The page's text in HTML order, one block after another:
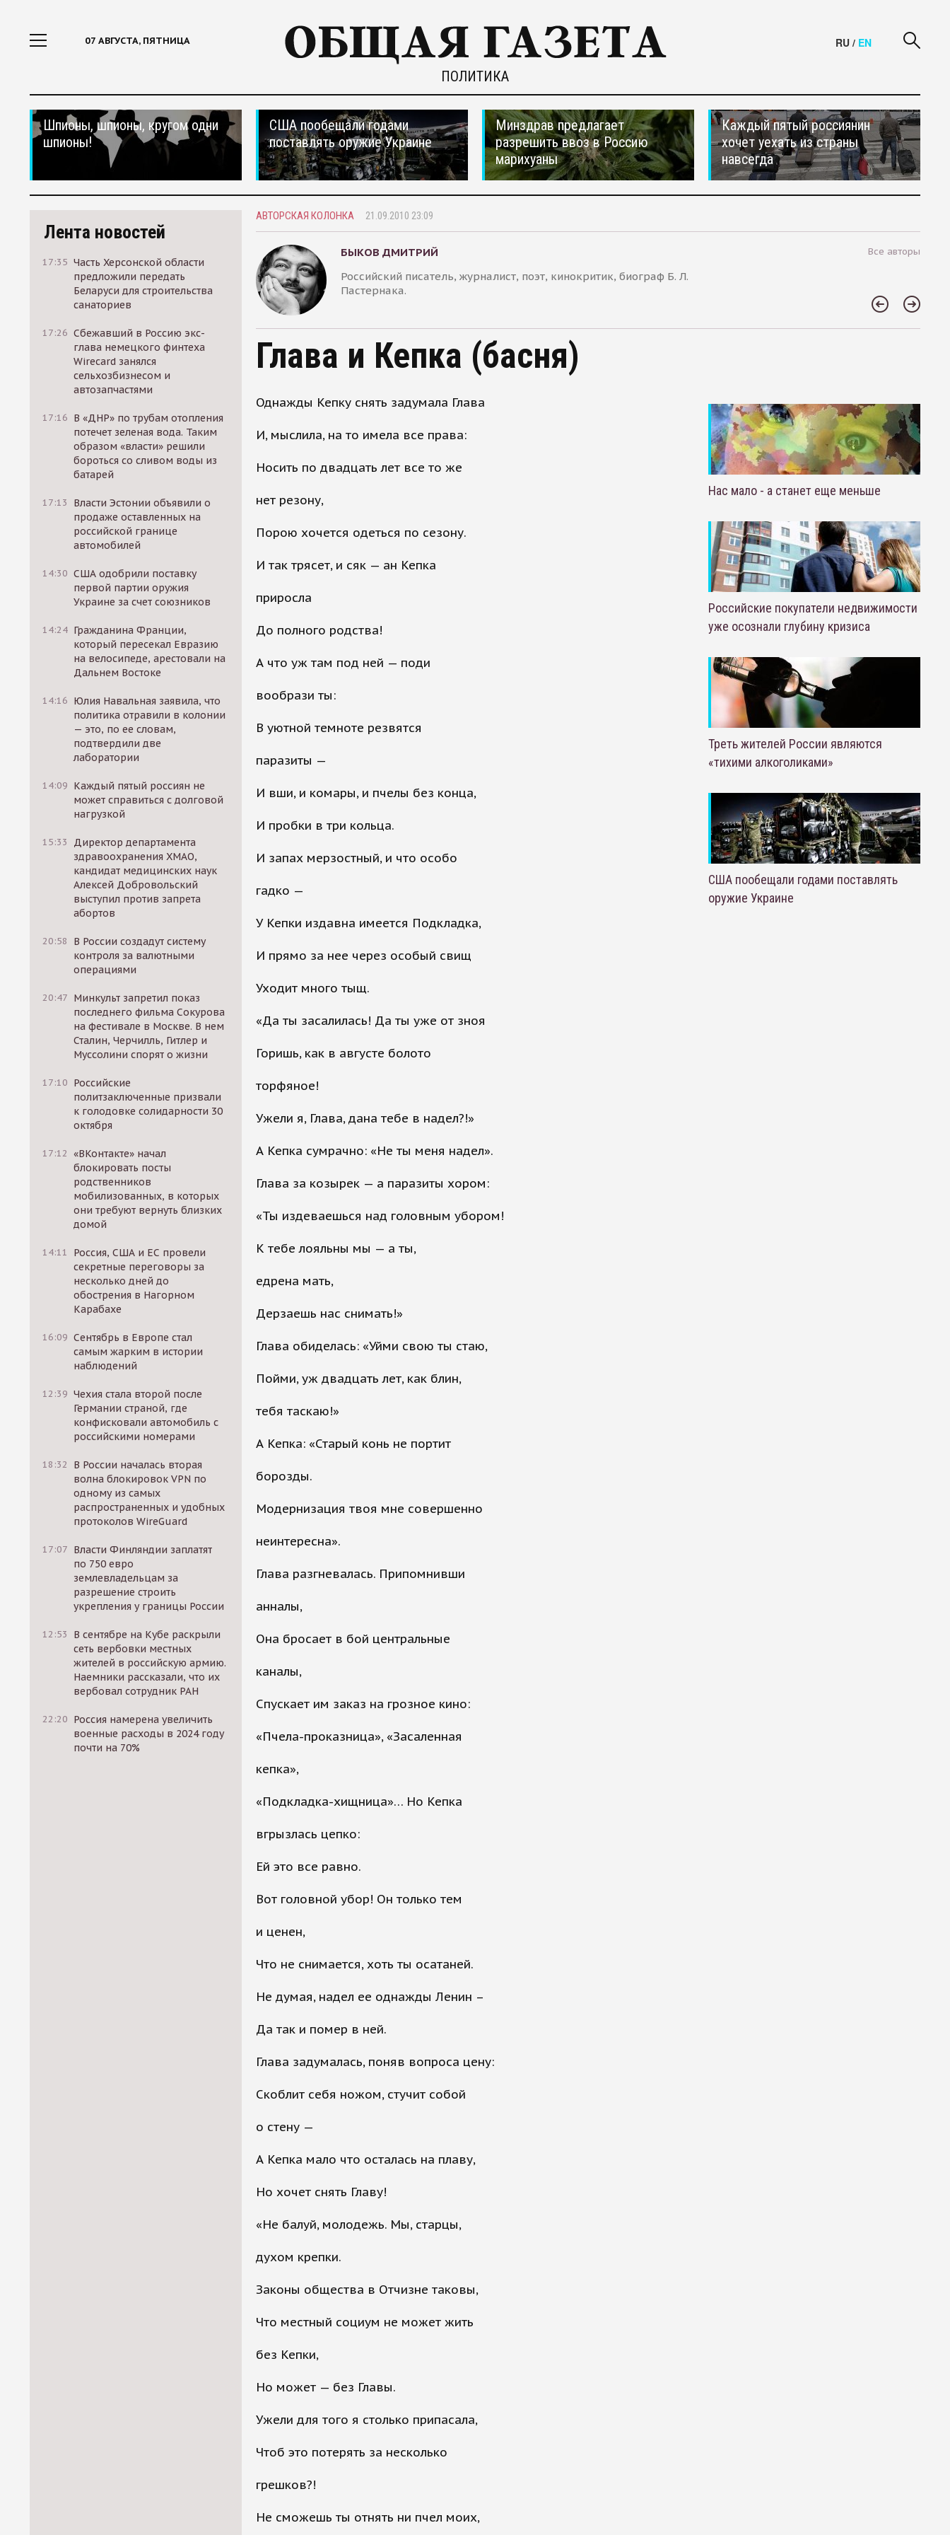
07 АВГУСТА, ПЯТНИЦА
ПОЛИТИКА
RU / EN
Шпионы, шпионы, кругом одни
шпионы!
США пообещали годами
поставлять оружие Украине
Минздрав предлагает
разрешить ввоз в Россию
марихуаны
Каждый пятый россиянин
хочет уехать из страны
навсегда
Лента новостей
17:35 Часть Херсонской области
предложили передать
Беларуси для строительства
санаториев
17:26 Сбежавший в Россию экс-
глава немецкого финтеха
Wirecard занялся
сельхозбизнесом и
автозапчастями
17:16 В «ДНР» по трубам отопления
потечет зеленая вода. Таким
образом «власти» решили
бороться со сливом воды из
батарей
17:13
Власти Эстонии объявили о
продаже оставленных на
российской границе
автомобилей
14:30 США одобрили поставку
первой партии оружия
Украине за счет союзников
14:24 Гражданина Франции,
который пересекал Евразию
на велосипеде, арестовали на
Дальнем Востоке
14:16 Юлия Навальная заявила, что
политика отравили в колонии
— это, по ее словам,
подтвердили две
лаборатории
14:09 Каждый пятый россиян не
может справиться с долговой
нагрузкой
15:33
Директор департамента
здравоохранения ХМАО,
кандидат медицинских наук
Алексей Добровольский
выступил против запрета
абортов
20:58
В России создадут систему
контроля за валютными
операциями
20:47 Минкульт запретил показ
последнего фильма Сокурова
на фестивале в Москве. В нем
Сталин, Черчилль, Гитлер и
Муссолини спорят о жизни
17:10 Российские
политзаключенные призвали
к голодовке солидарности 30
октября
17:12 «ВКонтакте» начал
блокировать посты
родственников
мобилизованных, в которых
они требуют вернуть близких
домой
14:11
Россия, США и ЕС провели
секретные переговоры за
несколько дней до
обострения в Нагорном
Карабахе
16:09 Сентябрь в Европе стал
самым жарким в истории
наблюдений
12:39 Чехия стала второй после
Германии страной, где
конфисковали автомобиль с
российскими номерами
18:32
В России началась вторая
волна блокировок VPN по
одному из самых
распространенных и удобных
протоколов WireGuard
17:07 Власти Финляндии заплатят
по 750 евро
землевладельцам за
разрешение строить
укрепления у границы России
12:53
В сентябре на Кубе раскрыли
сеть вербовки местных
жителей в российскую армию.
Наемники рассказали, что их
вербовал сотрудник РАН
22:20 Россия намерена увеличить
военные расходы в 2024 году
почти на 70%
АВТОРСКАЯ КОЛОНКА 21.09.2010 23:09
БЫКОВ ДМИТРИЙ
Российский писатель, журналист, поэт, кинокритик, биограф Б. Л.
Пастернака.
Все авторы
Глава и Кепка (басня)
Однажды Кепку снять задумала Глава
И, мыслила, на то имела все права:
Носить по двадцать лет все то же
нет резону,
Порою хочется одеться по сезону.
И так трясет, и сяк — ан Кепка
приросла
До полного родства!
А что уж там под ней — поди
вообрази ты:
В уютной темноте резвятся
паразиты —
И вши, и комары, и пчелы без конца,
И пробки в три кольца.
И запах мерзостный, и что особо
гадко —
У Кепки издавна имеется Подкладка,
И прямо за нее через особый свищ
Уходит много тыщ.
«Да ты засалилась! Да ты уже от зноя
Горишь, как в августе болото
торфяное!
Ужели я, Глава, дана тебе в надел?!»
А Кепка сумрачно: «Не ты меня надел».
Глава за козырек — а паразиты хором:
«Ты издеваешься над головным убором!
К тебе лояльны мы — а ты,
едрена мать,
Дерзаешь нас снимать!»
Глава обиделась: «Уйми свою ты стаю,
Пойми, уж двадцать лет, как блин,
тебя таскаю!»
А Кепка: «Старый конь не портит
борозды.
Модернизация твоя мне совершенно
неинтересна».
Глава разгневалась. Припомнивши
анналы,
Она бросает в бой центральные
каналы,
Спускает им заказ на грозное кино:
«Пчела-проказница», «Засаленная
кепка»,
«Подкладка-хищница»… Но Кепка
вгрызлась цепко:
Ей это все равно.
Вот головной убор! Он только тем
и ценен,
Что не снимается, хоть ты осатаней.
Не думая, надел ее однажды Ленин –
Да так и помер в ней.
Глава задумалась, поняв вопроса цену:
Скоблит себя ножом, стучит собой
о стену —
А Кепка мало что осталась на плаву,
Но хочет снять Главу!
«Не балуй, молодежь. Мы, старцы,
духом крепки.
Законы общества в Отчизне таковы,
Что местный социум не может жить
без Кепки,
Но может — без Главы.
Ужели для того я столько припасала,
Чтоб это потерять за несколько
грешков?!
Не сможешь ты отнять ни пчел моих,
Нас мало - а станет еще меньше
Российские покупатели недвижимости
уже осознали глубину кризиса
Треть жителей России являются
«тихими алкоголиками»
США пообещали годами поставлять
оружие Украине